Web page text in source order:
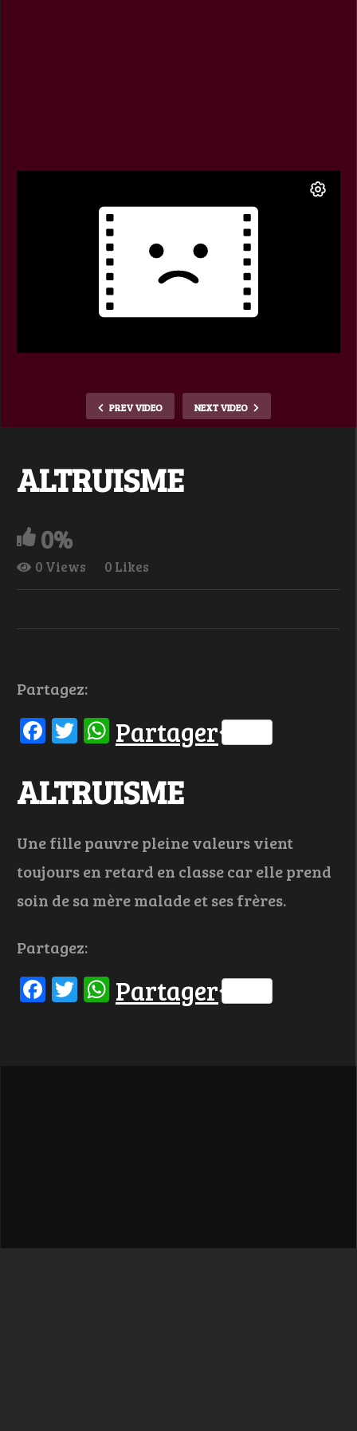
PREV VIDEO NEXT VIDEO
ALTRUISME
0%
0 Views 0 Likes
Partagez:
Facebook
Twitter
WhatsApp
Partager
ALTRUISME
Une fille pauvre pleine valeurs vient
toujours en retard en classe car elle prend
soin de sa mère malade et ses frères.
Partagez:
Facebook
Twitter
WhatsApp
Partager